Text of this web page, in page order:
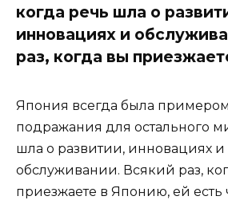
когда речь шла о
инновациях и
раз, когда вы
Япония всегда была
подражания для остального
шла о развитии, инновациях и
обслуживании. Всякий раз,
приезжаете в Японию, ей есть